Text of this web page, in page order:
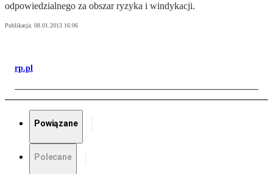
odpowiedzialnego za obszar ryzyka i windykacji.
Publikacja: 08.01.2013 16:06
rp.pl
Powiązane
Polecane